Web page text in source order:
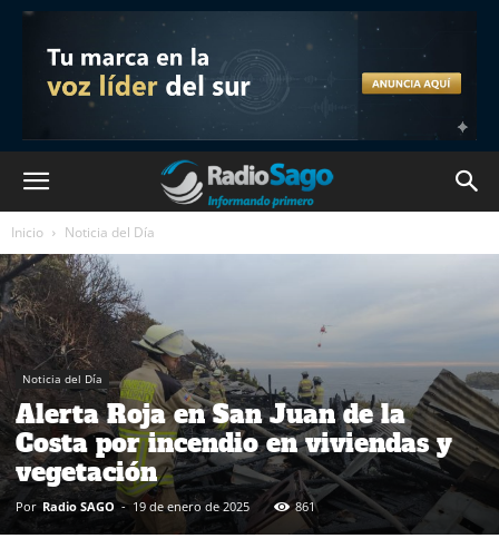
Inicio Noticia del Día
Noticia del Día
Alerta Roja en San Juan de la
Costa por incendio en viviendas y
vegetación
Por Radio SAGO - 19 de enero de 2025 861